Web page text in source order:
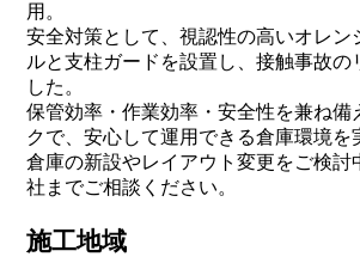
用。
安全対策として、視認性の高いオレン
ルと支柱ガードを設置し、接触事故の
した。
保管効率・作業効率・安全性を兼ね備
クで、安心して運用できる倉庫環境を
倉庫の新設やレイアウト変更をご検討
社までご相談ください。
施工地域